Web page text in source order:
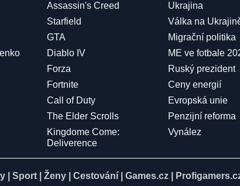
Assassin's Creed
Starfield
GTA
Diablo IV
Forza
Fortnite
Call of Duty
The Elder Scrolls
Kingdome Come:
Deliverence
Ukrajina
Válka na
Migrační politika
ME ve fotbale
Ruský prezident
Ceny energií
Evropská unie
Penzijní reforma
Vynález
Sport Ženy Cestování Games.cz